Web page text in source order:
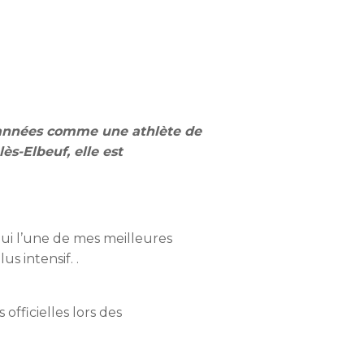
comme une athlète de
Elbeuf, elle est
l’une de mes meilleures
intensif. .
officielles lors des